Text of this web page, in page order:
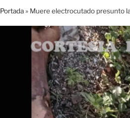
Portada» Muere electrocutado presunto